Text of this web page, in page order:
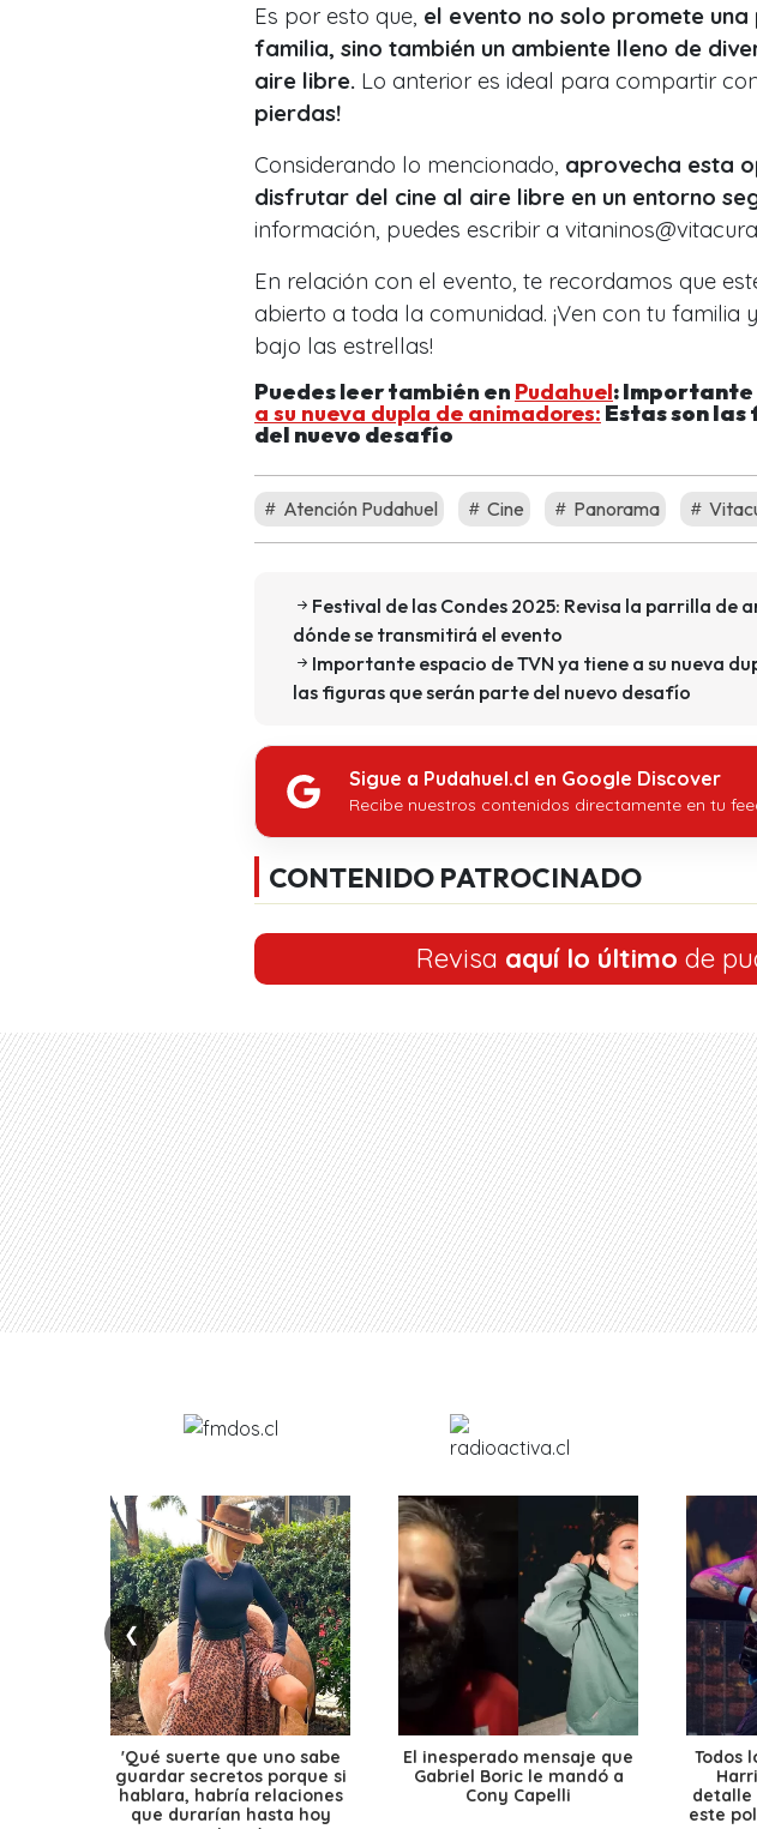
Es por esto que, el evento no solo promete
familia, sino también un ambiente lleno de
aire libre. Lo anterior es ideal para compartir
pierdas!
Considerando lo mencionado, aprovecha esta
disfrutar del cine al aire libre en un entorno
información, puedes escribir a
En relación con el evento, te recordamos que
abierto a toda la comunidad. ¡Ven con tu familia
bajo las estrellas!
Puedes leer también en Pudahuel: Importante
a su nueva dupla de animadores: Estas son
del nuevo desafío
Atención Pudahuel Cine Panorama
Festival de las Condes 2025: Revisa la parrilla de
dónde se transmitirá el evento
Importante espacio de TVN ya tiene a su nueva
las figuras que serán parte del nuevo desafío
Sigue a Pudahuel.cl en Google Discover
Recibe nuestros contenidos directamente en tu
CONTENIDO PATROCINADO
Revisa aquí lo último de
❮
'Qué suerte que uno sabe
guardar secretos porque si
hablara, habría relaciones
que durarían hasta hoy
El inesperado mensaje que
Gabriel Boric le mandó a
Cony Capelli
Todos
detalle
este